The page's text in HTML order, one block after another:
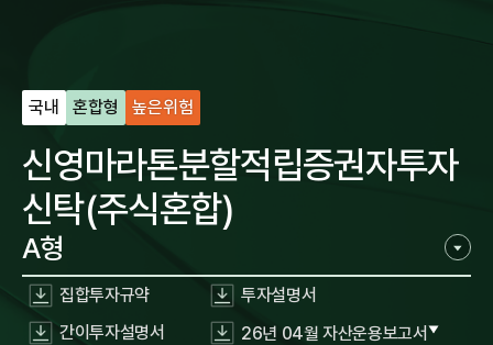
국내 혼합형 높은위험
신영마라톤분할적립증권자투자
신탁(주식혼합)
A형
집합투자규약
투자설명서
간이투자설명서
26년 04월 자산운용보고서